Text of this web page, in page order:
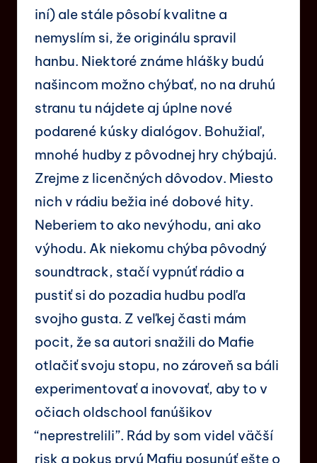
iní) ale stále pôsobí kvalitne a
nemyslím si, že originálu spravil
hanbu. Niektoré známe hlášky budú
našincom možno chýbať, no na druhú
stranu tu nájdete aj úplne nové
podarené kúsky dialógov. Bohužiaľ,
mnohé hudby z pôvodnej hry chýbajú.
Zrejme z licenčných dôvodov. Miesto
nich v rádiu bežia iné dobové hity.
Neberiem to ako nevýhodu, ani ako
výhodu. Ak niekomu chýba pôvodný
soundtrack, stačí vypnúť rádio a
pustiť si do pozadia hudbu podľa
svojho gusta. Z veľkej časti mám
pocit, že sa autori snažili do Mafie
otlačiť svoju stopu, no zároveň sa báli
experimentovať a inovovať, aby to v
očiach oldschool fanúšikov
“neprestrelili”. Rád by som videl väčší
risk a pokus prvú Mafiu posunúť ešte o